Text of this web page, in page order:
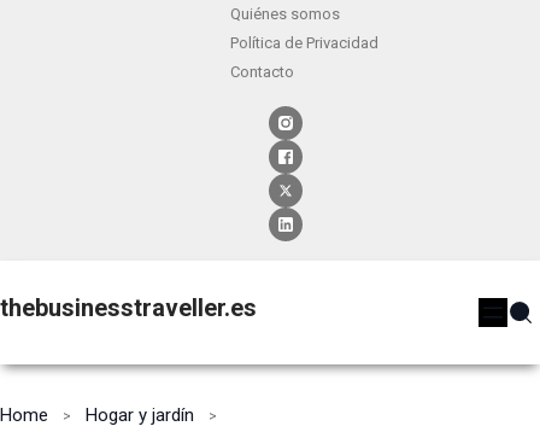
Quiénes somos
Política de Privacidad
Contacto
thebusinesstraveller.es
Home
Hogar y jardín